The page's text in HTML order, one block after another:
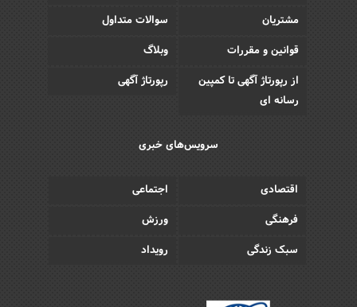
مشتریان
سوالات متداول
قوانین و مقررات
وبلاگ
از رپورتاژ آگهی تا کمپین
رسانه ای
رپورتاژ آگهی
سرویس‌های خبری
اقتصادی
اجتماعی
فرهنگی
ورزش
سبک زندگی
رویداد